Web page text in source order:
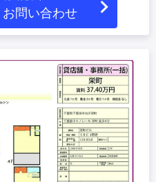
問い合わせ